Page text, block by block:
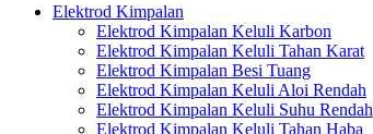
Elektrod Kimpalan
Elektrod Kimpalan Keluli Karbon
Elektrod Kimpalan Keluli Tahan Karat
Elektrod Kimpalan Besi Tuang
Elektrod Kimpalan Keluli Aloi Rendah
Elektrod Kimpalan Keluli Suhu Rendah
Elektrod Kimpalan Keluli Tahan Haba